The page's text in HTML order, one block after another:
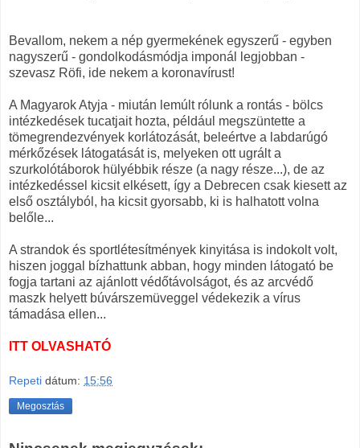
Bevallom, nekem a nép gyermekének egyszerű - egyben
nagyszerű - gondolkodásmódja imponál legjobban -
szevasz Röfi, ide nekem a koronavírust!
A Magyarok Atyja - miután lemúlt rólunk a rontás - bölcs
intézkedések tucatjait hozta, például megszüntette a
tömegrendezvények korlátozását, beleértve a labdarúgó
mérkőzések látogatását is, melyeken ott ugrált a
szurkolótáborok hülyébbik része (a nagy része...), de az
intézkedéssel kicsit elkésett, így a Debrecen csak kiesett az
első osztályból, ha kicsit gyorsabb, ki is halhatott volna
belőle...
A strandok és sportlétesítmények kinyitása is indokolt volt,
hiszen joggal bízhattunk abban, hogy minden látogató be
fogja tartani az ajánlott védőtávolságot, és az arcvédő
maszk helyett búvárszemüveggel védekezik a vírus
támadása ellen...
ITT OLVASHATÓ
Repeti dátum: 15:56
Megosztás